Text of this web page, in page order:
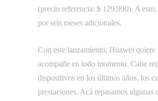
(precio referencia: $ 129.990). A
por seis meses adicionales.
Con este lanzamiento, Huawei
acompañe en todo momento. Cabe
dispositivos en los últimos años, los
prestaciones. Acá repasamos